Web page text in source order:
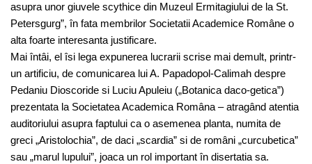
asupra unor giuvele scythice din Muzeul Ermitagiului de la St.
Petersgurg”, în fata membrilor Societatii Academice Române o
alta foarte interesanta justificare.
Mai întâi, el îsi lega expunerea lucrarii scrise mai demult, printr-
un artificiu, de comunicarea lui A. Papadopol-Calimah despre
Pedaniu Dioscoride si Luciu Apuleiu („Botanica daco-getica”)
prezentata la Societatea Academica Româna – atragând atentia
auditoriului asupra faptului ca o asemenea planta, numita de
greci „Aristolochia”, de daci „scardia” si de români „curcubetica”
sau „marul lupului”, joaca un rol important în disertatia sa.